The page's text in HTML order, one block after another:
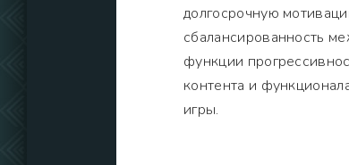
долгосрочную
сбалансированность
функции
контента и
игры.